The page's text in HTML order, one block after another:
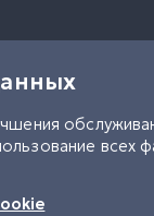
всех